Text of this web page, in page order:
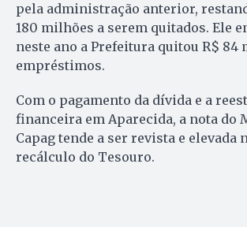
pela administração anterior,
180 milhões a serem quitados. Ele
neste ano a Prefeitura quitou R$ 84
empréstimos.
Com o pagamento da dívida e a
financeira em Aparecida, a nota do
Capag tende a ser revista e elevada
recálculo do Tesouro.